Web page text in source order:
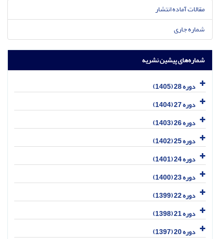
مقالات آماده انتشار
شماره جاری
شماره‌های پیشین نشریه
دوره 28 (1405)
دوره 27 (1404)
دوره 26 (1403)
دوره 25 (1402)
دوره 24 (1401)
دوره 23 (1400)
دوره 22 (1399)
دوره 21 (1398)
دوره 20 (1397)